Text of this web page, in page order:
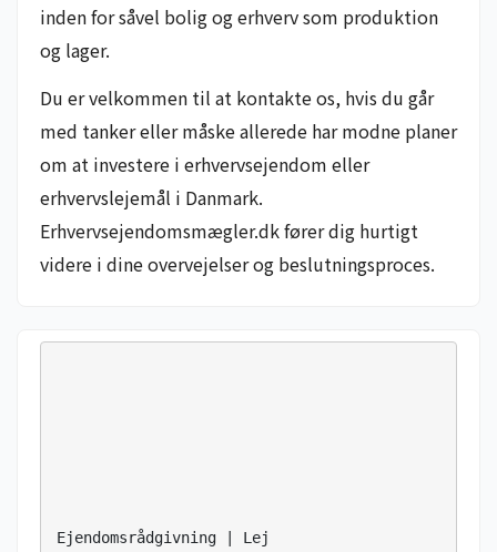
inden for såvel bolig og erhverv som produktion
og lager.
Du er velkommen til at kontakte os, hvis du går
med tanker eller måske allerede har modne planer
om at investere i erhvervsejendom eller
erhvervslejemål i Danmark.
Erhvervsejendomsmægler.dk fører dig hurtigt
videre i dine overvejelser og beslutningsproces.
Ejendomsrådgivning | Lej